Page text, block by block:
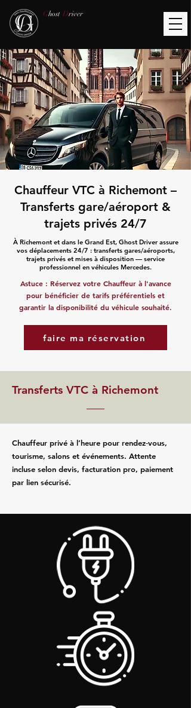
Ghost Driver
Chauffeur VTC à Richemont –
Transferts gare/aéroport &
trajets privés 24/7
À Richemont et dans le Grand Est, Ghost Driver assure
vos déplacements 24/7 : transferts gares/aéroports,
trajets privés et mises à disposition — service
professionnel en véhicules Mercedes.
Astuce : Réservez votre Chauffeur à l'avance
pour bénéficier de tarifs préférentiels et
garantir la disponibilité du véhicule souhaité.
faire ma réservation
Transferts VTC à Richemont
Chauffeur privé à l’heure pour rendez‑vous,
tourisme, salons et événements. Attente
incluse selon devis, facturation pro, paiement
par lien sécurisé.